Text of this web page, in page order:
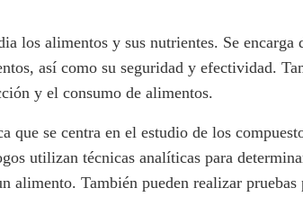
los alimentos y sus nutrientes. Se encarga
así como su seguridad y efectividad.
y el consumo de alimentos.
que se centra en el estudio de los
utilizan técnicas analíticas para
alimento. También pueden realizar pruebas